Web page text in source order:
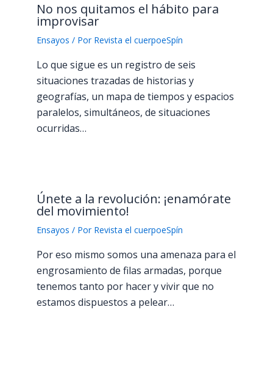
No nos quitamos el hábito para
improvisar
Ensayos / Por Revista el cuerpoeSpín
Lo que sigue es un registro de seis
situaciones trazadas de historias y
geografías, un mapa de tiempos y espacios
paralelos, simultáneos, de situaciones
ocurridas…
Únete a la revolución: ¡enamórate
del movimiento!
Ensayos / Por Revista el cuerpoeSpín
Por eso mismo somos una amenaza para el
engrosamiento de filas armadas, porque
tenemos tanto por hacer y vivir que no
estamos dispuestos a pelear…